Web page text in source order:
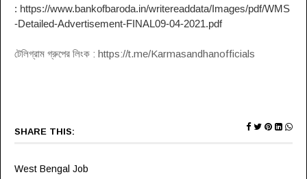
: https://www.bankofbaroda.in/writereaddata/Images/pdf/WMS
-Detailed-Advertisement-FINAL09-04-2021.pdf
টেলিগ্রাম গ্রুপের লিংক : https://t.me/Karmasandhanofficials
SHARE THIS:
West Bengal Job